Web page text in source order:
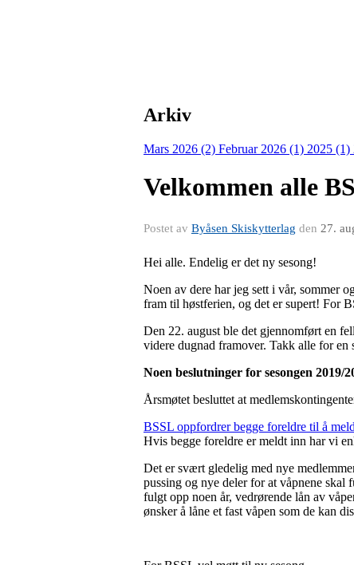
Arkiv
Mars 2026 (2) Februar 2026 (1) 2025 (1)
Velkommen alle
Postet av Byåsen Skiskytterlag den 27.
Hei alle. Endelig er det ny sesong!
Noen av dere har jeg sett i vår, sommer
fram til høstferien, og det er supert! For
Den 22. august ble det gjennomført en
videre dugnad framover. Takk alle for en
Noen beslutninger for sesongen 2019/
Årsmøtet besluttet at
BSSL oppfordrer begge foreldre til å
Hvis begge foreldre er meldt inn har vi
Det er svært gledelig med nye
pussing og nye deler for at våpnene
fulgt opp noen år, vedrørende lån av
ønsker å låne et fast våpen som de kan